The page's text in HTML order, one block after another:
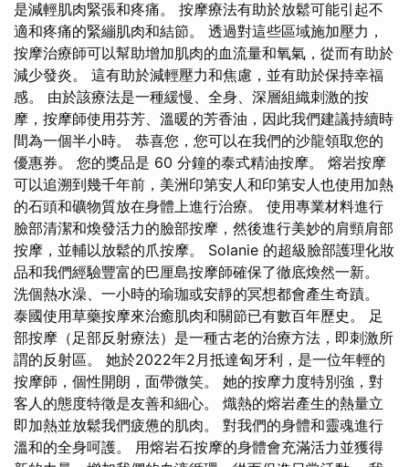
是減輕肌肉緊張和疼痛。 按摩療法有助於放鬆可能引起不
適和疼痛的緊繃肌肉和結節。 透過對這些區域施加壓力，
按摩治療師可以幫助增加肌肉的血流量和氧氣，從而有助於
減少發炎。 這有助於減輕壓力和焦慮，並有助於保持幸福
感。 由於該療法是一種緩慢、全身、深層組織刺激的按
摩，按摩師使用芬芳、溫暖的芳香油，因此我們建議持續時
間為一個半小時​​。 恭喜您，您可以在我們的沙龍領取您的
優惠券。 您的獎品是 60 分鐘的泰式精油按摩。 熔岩按摩
可以追溯到幾千年前，美洲印第安人和印第安人也使用加熱
的石頭和礦物質放在身體上進行治療。 使用專業材料進行
臉部清潔和煥發活力的臉部按摩，然後進行美妙的肩頸肩部
按摩，並輔以放鬆的爪按摩。 Solanie 的超級臉部護理化妝
品和我們經驗豐富的巴厘島按摩師確保了徹底煥然一新。
洗個熱水澡、一小時的瑜珈或安靜的冥想都會產生奇蹟。
泰國使用草藥按摩來治癒肌肉和關節已有數百年歷史。 足
部按摩（足部反射療法）是一種古老的治療方法，即刺激所
謂的反射區。 她於2022年2月抵達匈牙利，是一位年輕的
按摩師，個性開朗，面帶微笑。 她的按摩力度特別強，對
客人的態度特徵是友善和細心。 熾熱的熔岩產生的熱量立
即加熱並放鬆我們疲憊的肌肉。 對我們的身體和靈魂進行
溫和的全身呵護。 用熔岩石按摩的身體會充滿活力並獲得